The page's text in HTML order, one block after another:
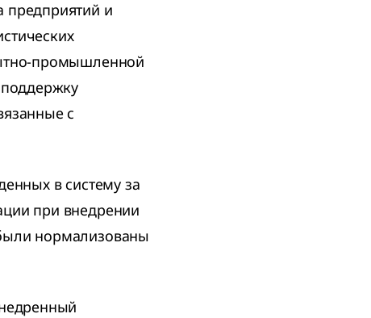
предприятий и
промышленной
поддержку
с
в систему за
при внедрении
нормализованы